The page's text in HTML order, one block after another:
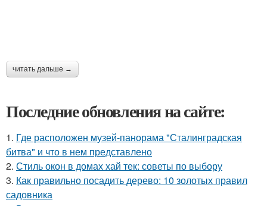
читать дальше →
Последние обновления на сайте:
1. Где расположен музей-панорама "Сталинградская
битва" и что в нем представлено
2. Стиль окон в домах хай тек: советы по выбору
3. Как правильно посадить дерево: 10 золотых правил
садовника